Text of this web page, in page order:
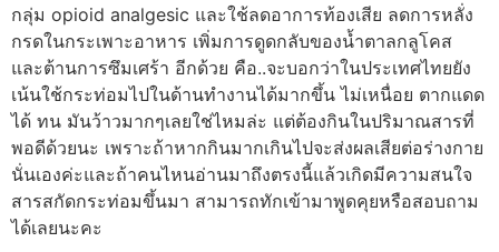
กลุ่ม opioid analgesic และใช้ลดอาการท้องเสีย ลดการหลั่ง
กรดในกระเพาะอาหาร เพิ่มการดูดกลับของน้ำตาลกลูโคส
และต้านการซึมเศร้า อีกด้วย คือ..จะบอกว่าในประเทศไทยยัง
เน้นใช้กระท่อมไปในด้านทำงานได้มากขึ้น ไม่เหนื่อย ตากแดด
ได้ ทน มันว้าวมากๆเลยใช่ไหมล่ะ แต่ต้องกินในปริมาณสารที่
พอดีด้วยนะ เพราะถ้าหากกินมากเกินไปจะส่งผลเสียต่อร่างกาย
นั่นเองค่ะและถ้าคนไหนอ่านมาถึงตรงนี้แล้วเกิดมีความสนใจ
สารสกัดกระท่อมขึ้นมา สามารถทักเข้ามาพูดคุยหรือสอบถาม
ได้เลยนะคะ